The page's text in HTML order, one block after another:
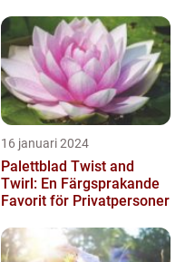
16 januari 2024
Palettblad Twist and
Twirl: En Färgsprakande
Favorit för Privatpersoner